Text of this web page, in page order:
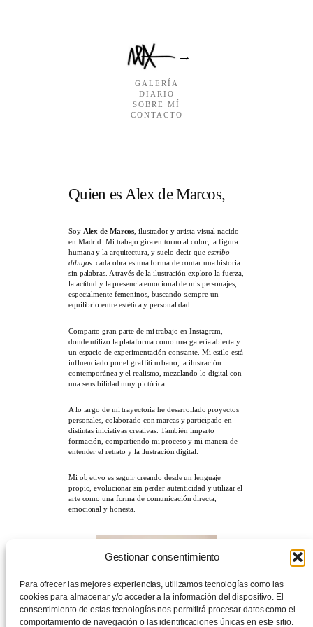
Gestionar consentimiento
Para ofrecer las mejores experiencias, utilizamos tecnologías como las
cookies para almacenar y/o acceder a la información del dispositivo. El
consentimiento de estas tecnologías nos permitirá procesar datos como el
comportamiento de navegación o las identificaciones únicas en este sitio.
→
GALERÍA
DIARIO
SOBRE MÍ
CONTACTO
Quien es Alex de Marcos,
Soy Alex de Marcos, ilustrador y artista visual nacido
en Madrid. Mi trabajo gira en torno al color, la figura
humana y la arquitectura, y suelo decir que escribo
dibujos: cada obra es una forma de contar una historia
sin palabras. A través de la ilustración exploro la fuerza,
la actitud y la presencia emocional de mis personajes,
especialmente femeninos, buscando siempre un
equilibrio entre estética y personalidad.
Comparto gran parte de mi trabajo en Instagram,
donde utilizo la plataforma como una galería abierta y
un espacio de experimentación constante. Mi estilo está
influenciado por el graffiti urbano, la ilustración
contemporánea y el realismo, mezclando lo digital con
una sensibilidad muy pictórica.
A lo largo de mi trayectoria he desarrollado proyectos
personales, colaborado con marcas y participado en
distintas iniciativas creativas. También imparto
formación, compartiendo mi proceso y mi manera de
entender el retrato y la ilustración digital.
Mi objetivo es seguir creando desde un lenguaje
propio, evolucionar sin perder autenticidad y utilizar el
arte como una forma de comunicación directa,
emocional y honesta.